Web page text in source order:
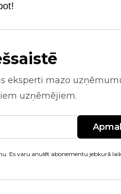
eksperti mazo
uzņēmējiem.
Es varu anulēt abonementu jebkurā